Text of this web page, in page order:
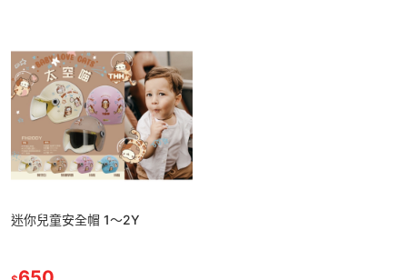
迷你兒童安全帽 1～2Y